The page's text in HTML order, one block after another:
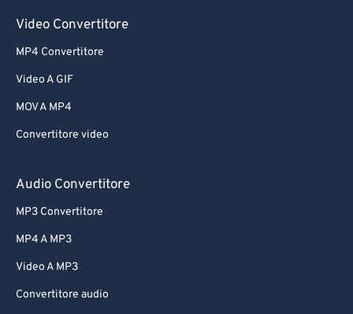
Video Convertitore
MP4 Convertitore
Video A GIF
MOV A MP4
Convertitore video
Audio Convertitore
MP3 Convertitore
MP4 A MP3
Video A MP3
Convertitore audio